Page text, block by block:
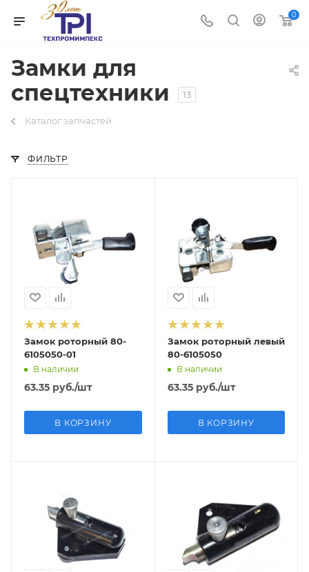
0
Замки для
спецтехники
13
Каталог запчастей
ФИЛЬТР
Замок роторный 80-
6105050-01
В наличии
63.35 руб./шт
В КОРЗИНУ
Замок роторный левый
80-6105050
В наличии
63.35руб./шт
В КОРЗИНУ